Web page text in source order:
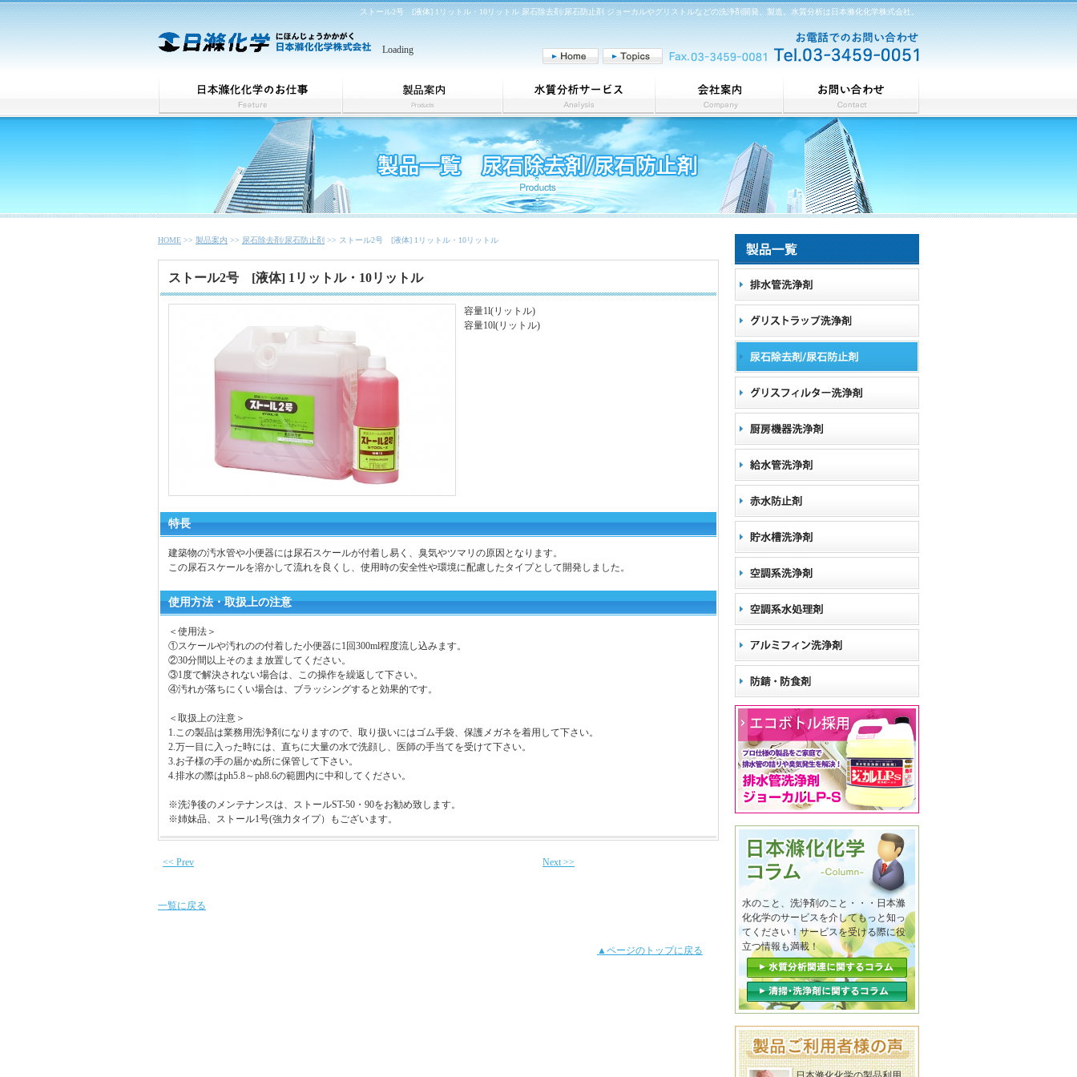
ストール2号 [液体] 1リットル・10リットル 尿石除去剤/尿石防止剤 ジョーカルやグリストルなどの洗浄剤開発、製造。水質分析は日本滌化化学株式会社。
Loading
法人向け製品製造・販売
ホテル、飲食店、店舗の皆様
水質分析サービス
サービス詳細
HOME >> 製品案内 >> 尿石除去剤/尿石防止剤 >> ストール2号 [液体] 1リットル・10リットル
ストール2号 [液体] 1リットル・10リットル
容量1l(リットル)
容量10l(リットル)
特長
建築物の汚水管や小便器には尿石スケールが付着し易く、臭気やツマリの原因となります。
この尿石スケールを溶かして流れを良くし、使用時の安全性や環境に配慮したタイプとして開発しました。
使用方法・取扱上の注意
＜使用法＞
①スケールや汚れのの付着した小便器に1回300ml程度流し込みます。
②30分間以上そのまま放置してください。
③1度で解決されない場合は、この操作を繰返して下さい。
④汚れが落ちにくい場合は、ブラッシングすると効果的です。
＜取扱上の注意＞
1.この製品は業務用洗浄剤になりますので、取り扱いにはゴム手袋、保護メガネを着用して下さい。
2.万一目に入った時には、直ちに大量の水で洗顔し、医師の手当てを受けて下さい。
3.お子様の手の届かぬ所に保管して下さい。
4.排水の際はph5.8～ph8.6の範囲内に中和してください。
※洗浄後のメンテナンスは、ストールST-50・90をお勧め致します。
※姉妹品、ストール1号(強力タイプ）もございます。
<< Prev Next >>
一覧に戻る
▲ページのトップに戻る
水のこと、洗浄剤のこと・・・日本滌
化化学のサービスを介してもっと知っ
てください！サービスを受ける際に役
立つ情報も満載！